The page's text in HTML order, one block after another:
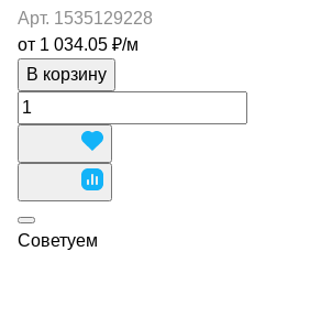
Арт. 1535129228
от 1 034.05 ₽/м
В корзину
Советуем